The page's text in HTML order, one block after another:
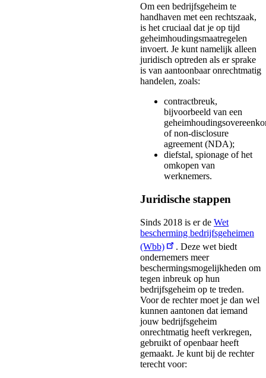
Om een bedrijfsgeheim te
handhaven met een rechtszaak,
is het cruciaal dat je op tijd
geheimhoudingsmaatregelen
invoert. Je kunt namelijk alleen
juridisch optreden als er sprake
is van aantoonbaar onrechtmatig
handelen, zoals:
contractbreuk,
bijvoorbeeld van een
of non-disclosure
agreement (NDA);
diefstal, spionage of het
omkopen van
werknemers.
Juridische stappen
Sinds 2018 is er de Wet
bescherming bedrijfsgeheimen
(Wbb)
. Deze wet biedt
ondernemers meer
beschermingsmogelijkheden om
tegen inbreuk op hun
bedrijfsgeheim op te treden.
Voor de rechter moet je dan wel
kunnen aantonen dat iemand
jouw bedrijfsgeheim
onrechtmatig heeft verkregen,
gebruikt of openbaar heeft
gemaakt. Je kunt bij de rechter
terecht voor: